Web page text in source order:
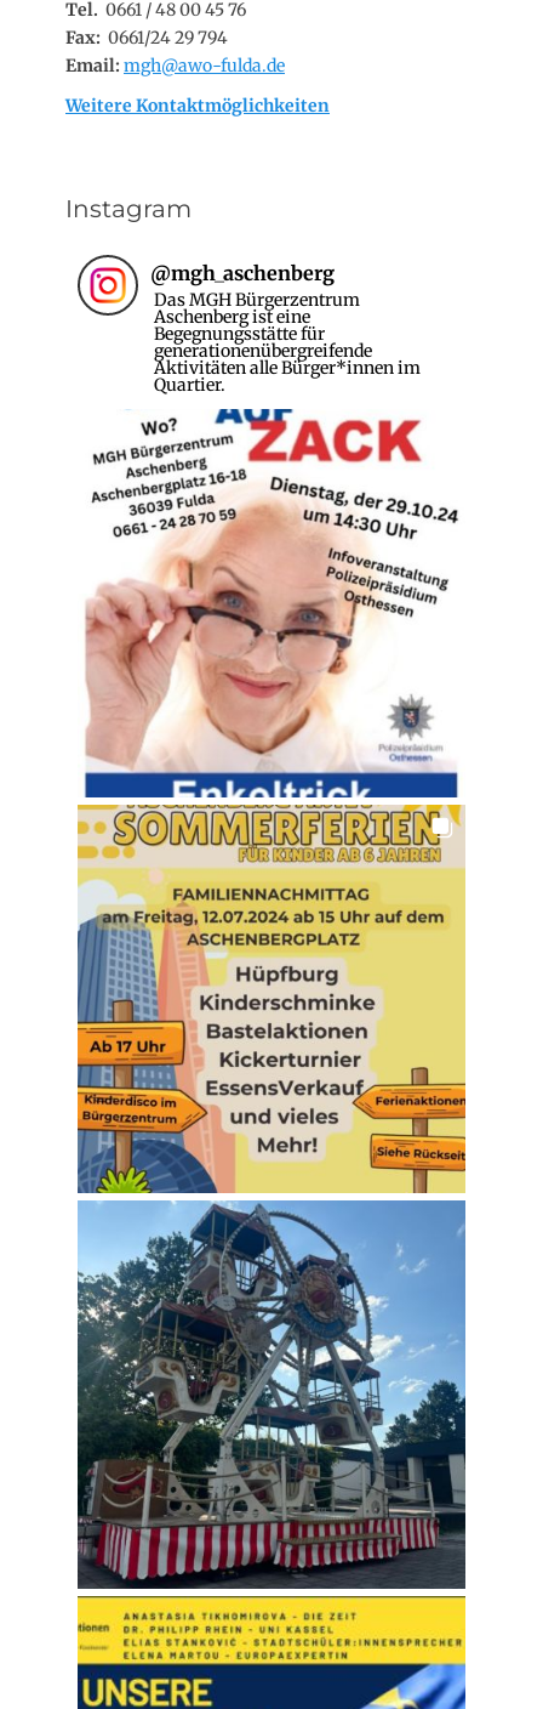
Tel. 0661 / 48 00 45 76
Fax: 0661/24 29 794
Email: mgh@awo-fulda.de
Weitere Kontaktmöglichkeiten
Instagram
@mgh_aschenberg
Das MGH Bürgerzentrum
Aschenberg ist eine
Begegnungsstätte für
generationenübergreifende
Aktivitäten alle Bürger*innen im
Quartier.